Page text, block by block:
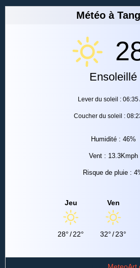
Météo à
Ensoleillé
Lever du soleil : 06:35
Coucher du soleil :
Humidité : 46%
Vent : 13.3Kmph
Risque de pluie :
Jeu
28°/22°
Ven
32°/23°